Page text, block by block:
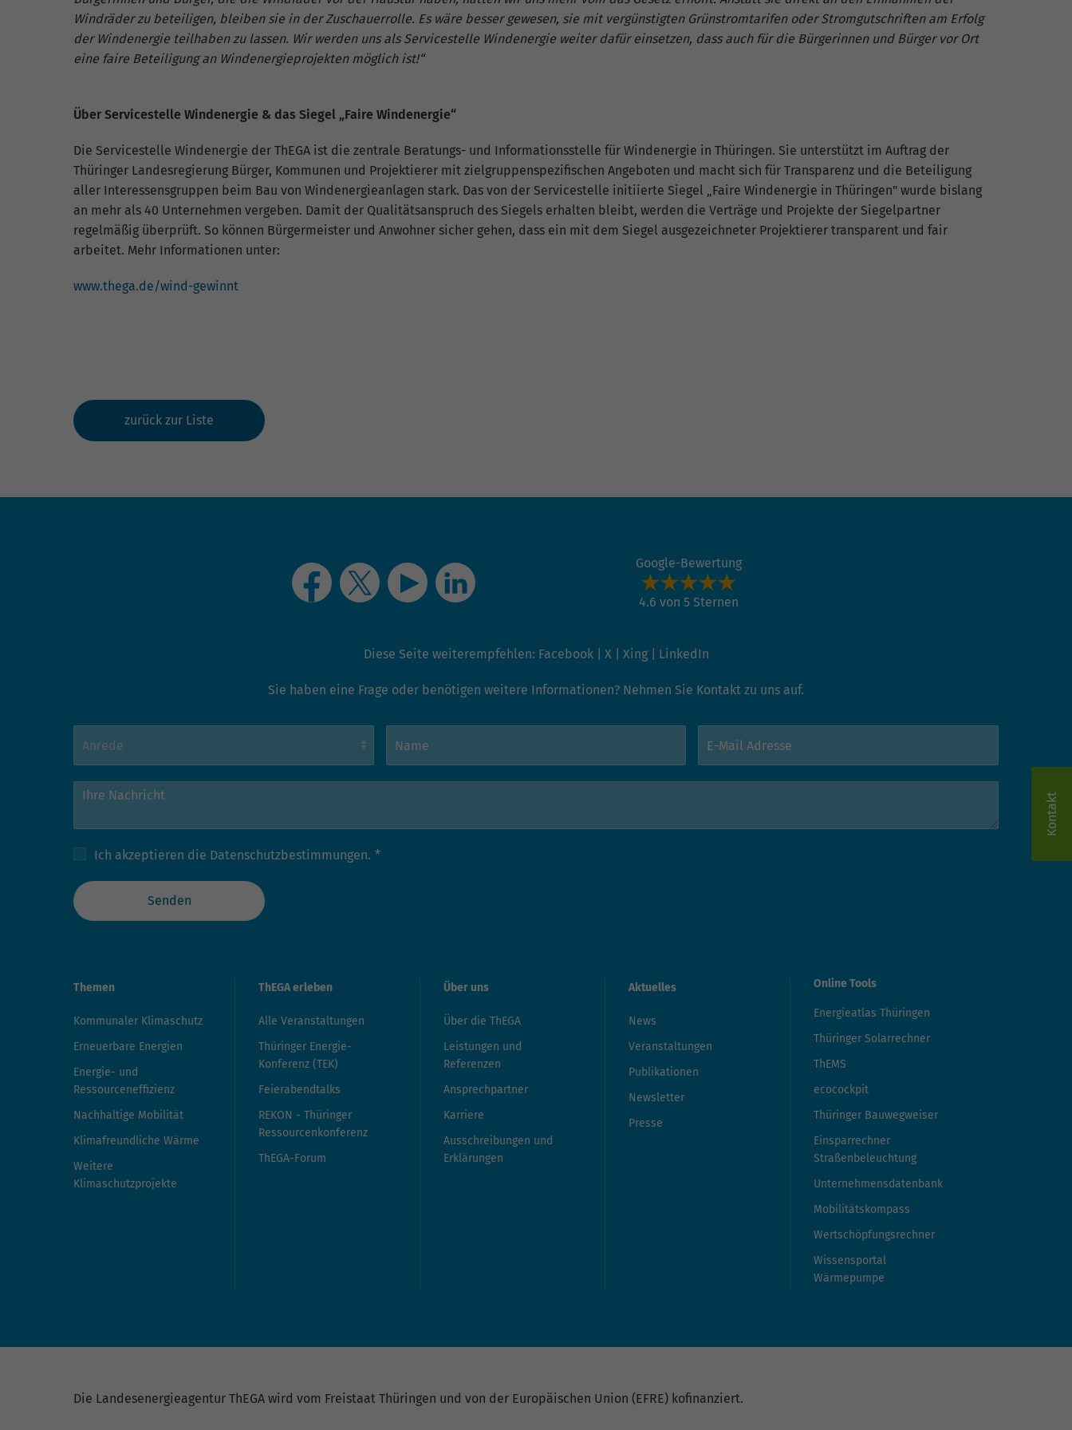
Windräder zu beteiligen, bleiben sie in der Zuschauerrolle. Es wäre besser gewesen, sie mit vergünstigten Grünstromtarifen oder Stromgutschriften am Erfolg
der Windenergie teilhaben zu lassen. Wir werden uns als Servicestelle Windenergie weiter dafür einsetzen, dass auch für die Bürgerinnen und Bürger vor Ort
eine faire Beteiligung an Windenergieprojekten möglich ist!“
Über Servicestelle Windenergie & das Siegel „Faire Windenergie“
Die Servicestelle Windenergie der ThEGA ist die zentrale Beratungs- und Informationsstelle für Windenergie in Thüringen. Sie unterstützt im Auftrag der
Thüringer Landesregierung Bürger, Kommunen und Projektierer mit zielgruppenspezifischen Angeboten und macht sich für Transparenz und die Beteiligung
aller Interessensgruppen beim Bau von Windenergieanlagen stark. Das von der Servicestelle initiierte Siegel „Faire Windenergie in Thüringen" wurde bislang
an mehr als 40 Unternehmen vergeben. Damit der Qualitätsanspruch des Siegels erhalten bleibt, werden die Verträge und Projekte der Siegelpartner
regelmäßig überprüft. So können Bürgermeister und Anwohner sicher gehen, dass ein mit dem Siegel ausgezeichneter Projektierer transparent und fair
arbeitet. Mehr Informationen unter:
www.thega.de/wind-gewinnt
zurück zur Liste
Google-Bewertung
4.6 von 5 Sternen
Diese Seite weiterempfehlen: Facebook| X| Xing| LinkedIn
Sie haben eine Frage oder benötigen weitere Informationen? Nehmen Sie Kontakt zu uns auf.
Ich akzeptieren die Datenschutzbestimmungen. *
Senden
Themen
Kommunaler Klimaschutz
Erneuerbare Energien
Energie- und
Ressourceneffizienz
Nachhaltige Mobilität
Klimafreundliche Wärme
Weitere
Klimaschutzprojekte
ThEGA erleben
Alle Veranstaltungen
Thüringer Energie-
Konferenz (TEK)
Feierabendtalks
REKON - Thüringer
Ressourcenkonferenz
ThEGA-Forum
Über uns
Über die ThEGA
Leistungen und
Referenzen
Ansprechpartner
Karriere
Ausschreibungen und
Erklärungen
Aktuelles
News
Veranstaltungen
Publikationen
Newsletter
Presse
Online Tools
Energieatlas Thüringen
Thüringer Solarrechner
ThEMS
ecocockpit
Thüringer Bauwegweiser
Einsparrechner
Straßenbeleuchtung
Unternehmensdatenbank
Mobilitätskompass
Wertschöpfungsrechner
Wissensportal
Wärmepumpe
Die Landesenergieagentur ThEGA wird vom Freistaat Thüringen und von der Europäischen Union (EFRE) kofinanziert.
Kontakt
Informationen anonym und weisen eine zufällig
generierte Nummer zu, um eindeutige Besucher zu
identifizieren.
Laufzeit 1 Tag
Dieses Cookie wird von Google Analytics installiert.
Das Cookie wird verwendet, um Informationen
darüber zu speichern, wie Besucher eine Website
bezieht. Es scheint eine Variation des _gat-Cookies
zu sein, das verwendet wird, um die von Google auf
Websites mit hohem Traffic-Aufkommen
aufgezeichnete Datenmenge zu begrenzen.